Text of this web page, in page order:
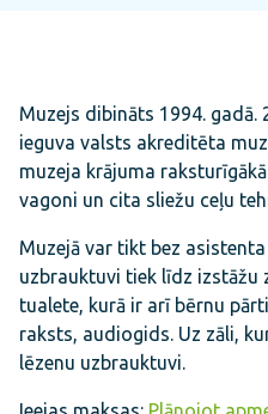
Muzejs dibināts 1994. gadā.
ieguva valsts akreditēta
muzeja krājuma
vagoni un cita sliežu ceļu
Muzejā var tikt bez
uzbrauktuvi tiek līdz izstāžu
tualete, kurā ir arī bērnu
raksts, audiogids. Uz zāli,
lēzenu uzbrauktuvi.